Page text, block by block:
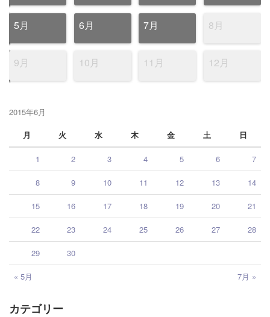
5月 6月 7月 8月
9月 10月 11月 12月
2015年6月
月
火 水 木 金 土 日
« 5月 7月 »
1 2 3 4 5 6 7
8 9 10 11 12 13 14
15 16 17 18 19 20 21
22 23 24 25 26 27 28
29 30
カテゴリー